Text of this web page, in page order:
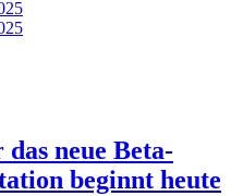
neue Beta-
beginnt heute